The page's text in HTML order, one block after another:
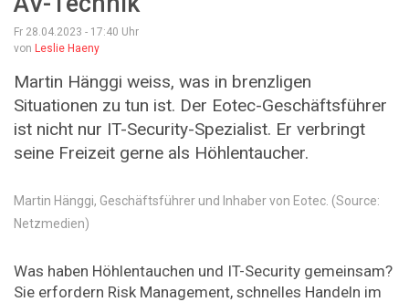
Fr 28.04.2023 - 17:40 Uhr
von Leslie Haeny
Martin Hänggi weiss, was in brenzligen
Situationen zu tun ist. Der Eotec-Geschäftsführer
ist nicht nur IT-Security-Spezialist. Er verbringt
seine Freizeit gerne als Höhlentaucher.
Martin Hänggi, Geschäftsführer und Inhaber von Eotec. (Source:
Netzmedien)
Was haben Höhlentauchen und IT-Security gemeinsam?
Sie erfordern Risk Management, schnelles Handeln im